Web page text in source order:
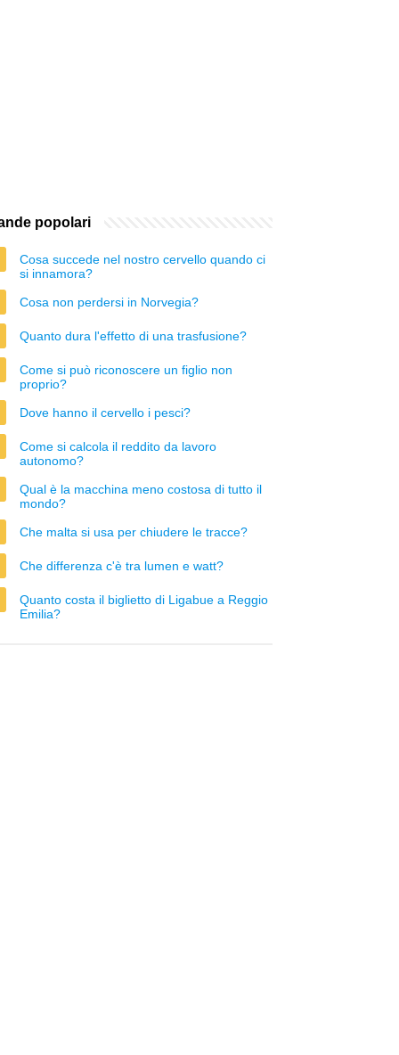
popolari
Cosa succede nel nostro cervello quando ci
si innamora?
Cosa non perdersi in Norvegia?
Quanto dura l'effetto di una trasfusione?
Come si può riconoscere un figlio non
proprio?
Dove hanno il cervello i pesci?
Come si calcola il reddito da lavoro
autonomo?
Qual è la macchina meno costosa di tutto il
mondo?
Che malta si usa per chiudere le tracce?
Che differenza c'è tra lumen e watt?
Quanto costa il biglietto di Ligabue a Reggio
Emilia?